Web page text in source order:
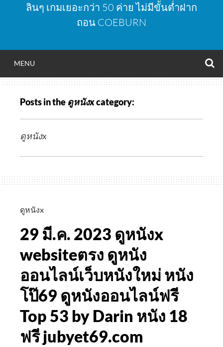
ลินๆ เกมเยอะกว่า 50 ค่าย ไม่มีขั้นต่ำฝาก
ถอน COEBURN
MENU
Posts in the ดูหนังxcategory:
ดูหนังx
ดูหนังx
29 มี.ค. 2023 ดูหนังx
websiteตรง ดูหนัง
ออนไลน์เว็บหนังใหม่ หนัง
โป๊69 ดูหนังออนไลน์ฟรี
Top 53 by Darin หนัง 18
ฟรี jubyet69.com